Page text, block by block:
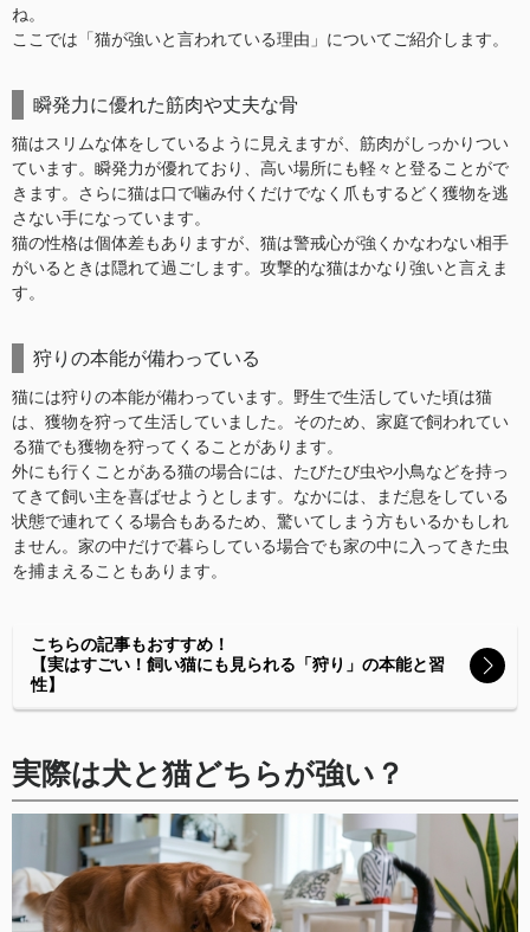
ね。
ここでは「猫が強いと言われている理由」についてご紹介します。
瞬発力に優れた筋肉や丈夫な骨
猫はスリムな体をしているように見えますが、筋肉がしっかりつい
ています。瞬発力が優れており、高い場所にも軽々と登ることがで
きます。さらに猫は口で噛み付くだけでなく爪もするどく獲物を逃
さない手になっています。
猫の性格は個体差もありますが、猫は警戒心が強くかなわない相手
がいるときは隠れて過ごします。攻撃的な猫はかなり強いと言えま
す。
狩りの本能が備わっている
猫には狩りの本能が備わっています。野生で生活していた頃は猫
は、獲物を狩って生活していました。そのため、家庭で飼われてい
る猫でも獲物を狩ってくることがあります。
外にも行くことがある猫の場合には、たびたび虫や小鳥などを持っ
てきて飼い主を喜ばせようとします。なかには、まだ息をしている
状態で連れてくる場合もあるため、驚いてしまう方もいるかもしれ
ません。家の中だけで暮らしている場合でも家の中に入ってきた虫
を捕まえることもあります。
こちらの記事もおすすめ！
【実はすごい！飼い猫にも見られる「狩り」の本能と習
性】
実際は犬と猫どちらが強い？